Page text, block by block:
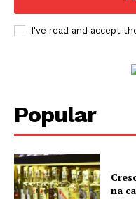
I've read and accept
Popular
na